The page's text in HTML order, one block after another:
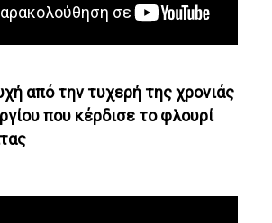
από την τυχερή της χρονιάς
που κέρδισε το φλουρί